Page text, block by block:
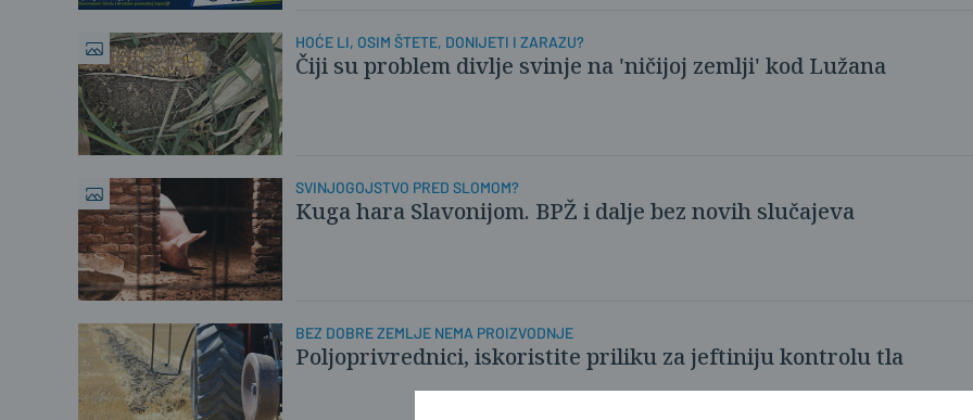
HOĆE LI, OSIM ŠTETE, DONIJETI I ZARAZU?
Čiji su problem divlje svinje na 'ničijoj zemlji' kod Lužana
SVINJOGOJSTVO PRED SLOMOM?
Kuga hara Slavonijom. BPŽ i dalje bez novih slučajeva
BEZ DOBRE ZEMLJE NEMA PROIZVODNJE
Poljoprivrednici, iskoristite priliku za jeftiniju kontrolu tla